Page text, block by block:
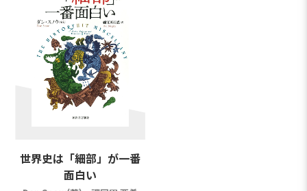
世界史は「細部」が一番
面白い